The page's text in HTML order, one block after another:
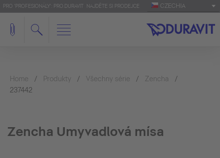
PRO 'PROFESIONÁLY': PRO.DURAVIT NAJDĚTE SI PRODEJCE CZECHIA
Home Produkty Všechny série
Zencha
237442
Zencha Umyvadlová mísa